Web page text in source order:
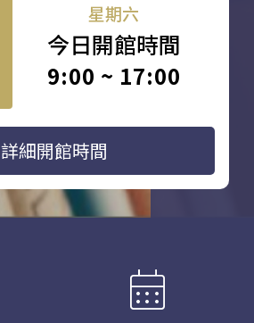
星期六
今日開館時間
9:00 ~ 17:00
詳細開館時間
calendar_month